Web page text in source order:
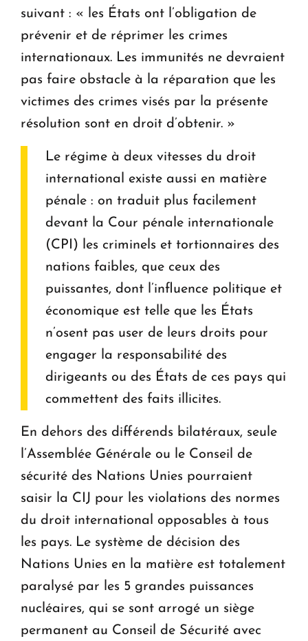
suivant : « les États ont l’obligation de
prévenir et de réprimer les crimes
internationaux. Les immunités ne devraient
pas faire obstacle à la réparation que les
victimes des crimes visés par la présente
résolution sont en droit d’obtenir. »
Le régime à deux vitesses du droit
international existe aussi en matière
pénale : on traduit plus facilement
devant la Cour pénale internationale
(CPI) les criminels et tortionnaires des
nations faibles, que ceux des
puissantes, dont l’influence politique et
économique est telle que les États
n’osent pas user de leurs droits pour
engager la responsabilité des
dirigeants ou des États de ces pays qui
commettent des faits illicites.
En dehors des différends bilatéraux, seule
l’Assemblée Générale ou le Conseil de
sécurité des Nations Unies pourraient
saisir la CIJ pour les violations des normes
du droit international opposables à tous
les pays. Le système de décision des
Nations Unies en la matière est totalement
paralysé par les 5 grandes puissances
nucléaires, qui se sont arrogé un siège
permanent au Conseil de Sécurité avec